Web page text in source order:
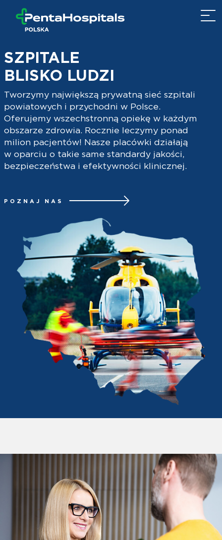
SZPITALE
BLISKO LUDZI
Tworzymy największą prywatną sieć szpitali
powiatowych i przychodni w Polsce.
Oferujemy wszechstronną opiekę w każdym
obszarze zdrowia. Rocznie leczymy ponad
milion pacjentów! Nasze placówki działają
w oparciu o takie same standardy jakości,
bezpieczeństwa i efektywności klinicznej.
POZNAJ NAS